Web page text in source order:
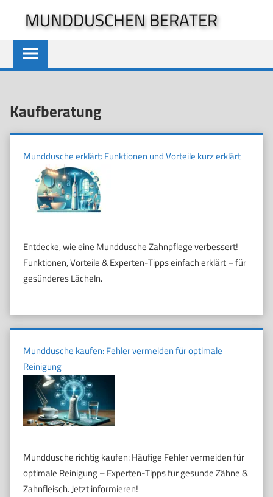
springen
MUNDDUSCHEN BERATER
Kaufberatung
Munddusche erklärt: Funktionen und Vorteile kurz erklärt
Entdecke, wie eine Munddusche Zahnpflege verbessert!
Funktionen, Vorteile & Experten-Tipps einfach erklärt – für
gesünderes Lächeln.
Munddusche kaufen: Fehler vermeiden für optimale
Reinigung
Munddusche richtig kaufen: Häufige Fehler vermeiden für
optimale Reinigung – Experten-Tipps für gesunde Zähne &
Zahnfleisch. Jetzt informieren!